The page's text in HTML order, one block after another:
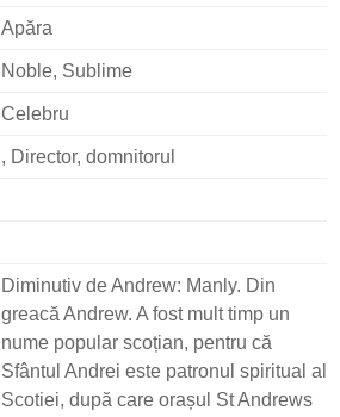
Apăra
Noble, Sublime
Celebru
, Director, domnitorul
Diminutiv de Andrew: Manly. Din
greacă Andrew. A fost mult timp un
nume popular scoțian, pentru că
Sfântul Andrei este patronul spiritual al
Scotiei, după care orașul St Andrews